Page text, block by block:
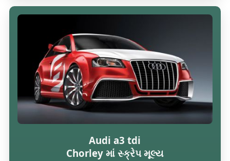
Audi a3 tdi
Chorley માં સ્ક્રેપ મૂલ્ય